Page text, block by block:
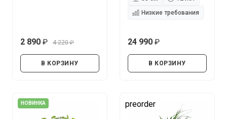
2 890
4 220
В КОРЗИНУ
Низкие требования
24 990
В КОРЗИНУ
НОВИНКА preorder